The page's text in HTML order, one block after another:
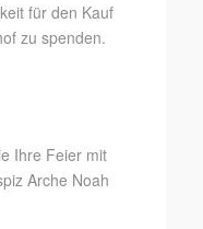
für den Kauf
zu spenden.
Ihre Feier mit
Arche Noah